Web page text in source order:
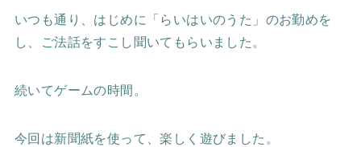
いつも通り、はじめに「らいはいのうた」のお勤めを
し、ご法話をすこし聞いてもらいました。
続いてゲームの時間。
今回は新聞紙を使って、楽しく遊びました。